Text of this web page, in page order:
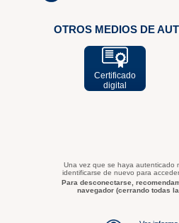
OTROS MEDIOS DE
Certificado
digital
Una vez que se haya autenticado
identificarse de nuevo para
Para desconectarse,
navegador (cerrando todas